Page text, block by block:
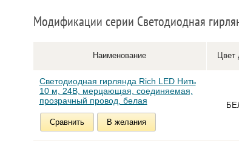
Модификации серии Светодиодная
Наименование Цвет
Светодиодная гирлянда Rich LED Нить
10 м, 24В, мерцающая, соединяемая,
прозрачный провод, белая
Сравнить В желания